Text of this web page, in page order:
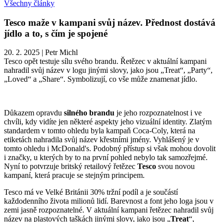
Všechny články
Tesco maže v kampani svůj název. Přednost dostává
jídlo a to, s čím je spojené
20. 2. 2025 | Petr Michl
Tesco opět testuje sílu svého brandu. Řetězec v aktuální kampani
nahradil svůj název v logu jinými slovy, jako jsou „Treat“, „Party“,
„Loved“ a „Share“. Symbolizují, co vše může znamenat jídlo.
Důkazem opravdu silného brandu je jeho rozpoznatelnost i ve
chvíli, kdy vidíte jen některé aspekty jeho vizuální identity. Zlatým
standardem v tomto ohledu byla kampaň Coca-Coly, která na
etiketách nahradila svůj název křestními jmény. Vyhlášený je v
tomto ohledu i McDonald's. Podobný přístup si však mohou dovolit
i značky, u kterých by to na první pohled nebylo tak samozřejmé.
Nyní to potvrzuje britský retailový řetězec Tesco svou novou
kampaní, která pracuje se stejným principem.
Tesco má ve Velké Británii 30% tržní podíl a je součástí
každodenního života milionů lidí. Barevnost a font jeho loga jsou v
zemi jasně rozpoznatelné. V aktuální kampani řetězec nahradil svůj
název na plastových taškách jinými slovy, jako jsou „Treat“,